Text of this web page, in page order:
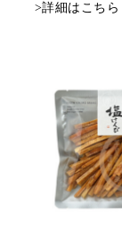
>詳細はこちら